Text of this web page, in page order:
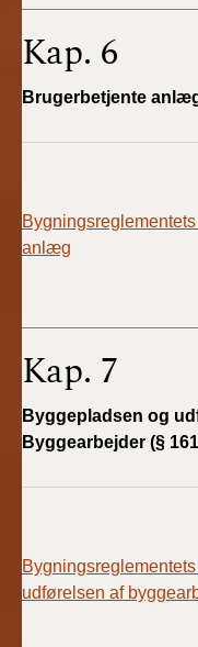
Kap. 6
Brugerbetjente
anlæg
Kap. 7
Byggepladsen og
Byggearbejder (§
udførelsen af